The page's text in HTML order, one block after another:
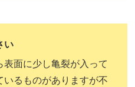
面に少し亀裂が入って
るものがありますが不